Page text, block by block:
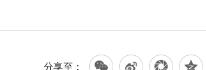
分享至：